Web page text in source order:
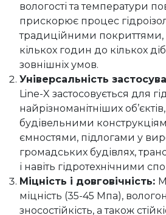
вологості та температури
прискорює процес
традиційними покриттями,
кількох годин до кількох діб
зовнішніх умов.
Універсальність
Line-X застосовується для
найрізноманітніших
будівельними
ємностями, підлогами у
громадських будівлях,
і навіть гідротехнічними
Міцність і довговічність:
міцність (35-45 Мпа),
зносостійкість, а також